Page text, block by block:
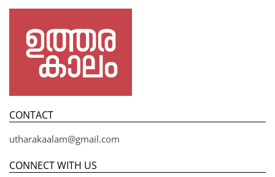
CONTACT
utharakaalam@gmail.com
CONNECT WITH US